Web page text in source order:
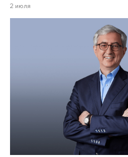
2 июля